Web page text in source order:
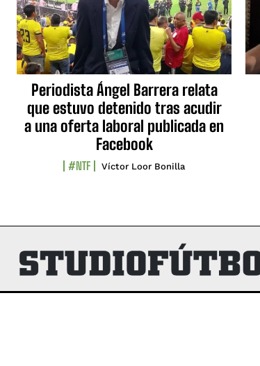
Periodista Ángel Barrera relata
que estuvo detenido tras acudir
a una oferta laboral publicada en
Facebook
#NTF Víctor Loor Bonilla